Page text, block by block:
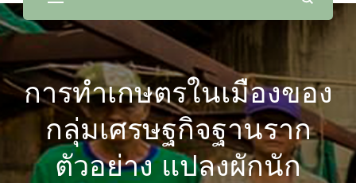
การทำเกษตรในเมืองของ
กลุ่มเศรษฐกิจฐานราก
ตัวอย่าง แปลงผักนัก